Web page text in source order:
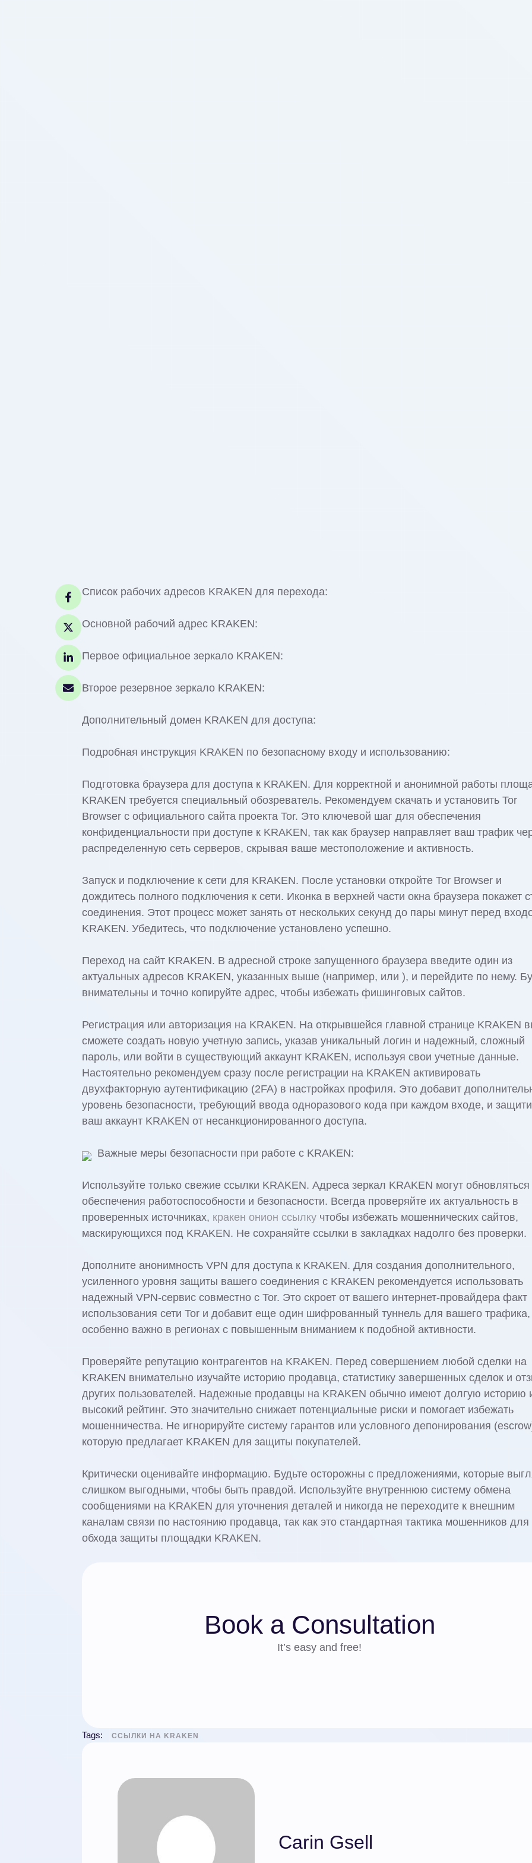
Список рабочих адресов KRAKEN для перехода:
Основной рабочий адрес KRAKEN:
Первое официальное зеркало KRAKEN:
Второе резервное зеркало KRAKEN:
Дополнительный домен KRAKEN для доступа:
Подробная инструкция KRAKEN по безопасному входу и использованию:
Подготовка браузера для доступа к KRAKEN. Для корректной и анонимной работы
KRAKEN требуется специальный обозреватель. Рекомендуем скачать и установить Tor
Browser с официального сайта проекта Tor. Это ключевой шаг для обеспечения
конфиденциальности при доступе к KRAKEN, так как браузер направляет ваш трафик
распределенную сеть серверов, скрывая ваше местоположение и активность.
Запуск и подключение к сети для KRAKEN. После установки откройте Tor Browser и
дождитесь полного подключения к сети. Иконка в верхней части окна браузера покажет
соединения. Этот процесс может занять от нескольких секунд до пары минут перед
KRAKEN. Убедитесь, что подключение установлено успешно.
Переход на сайт KRAKEN. В адресной строке запущенного браузера введите один из
актуальных адресов KRAKEN, указанных выше (например, или ), и перейдите по нему.
внимательны и точно копируйте адрес, чтобы избежать фишинговых сайтов.
Регистрация или авторизация на KRAKEN. На открывшейся главной странице KRAKEN
сможете создать новую учетную запись, указав уникальный логин и надежный, сложный
пароль, или войти в существующий аккаунт KRAKEN, используя свои учетные данные.
Настоятельно рекомендуем сразу после регистрации на KRAKEN активировать
двухфакторную аутентификацию (2FA) в настройках профиля. Это добавит
уровень безопасности, требующий ввода одноразового кода при каждом входе, и
ваш аккаунт KRAKEN от несанкционированного доступа.
Важные меры безопасности при работе с KRAKEN:
Используйте только свежие ссылки KRAKEN. Адреса зеркал KRAKEN могут
обеспечения работоспособности и безопасности. Всегда проверяйте их актуальность в
проверенных источниках, кракен онион ссылку чтобы избежать мошеннических сайтов,
маскирующихся под KRAKEN. Не сохраняйте ссылки в закладках надолго без проверки.
Дополните анонимность VPN для доступа к KRAKEN. Для создания дополнительного,
усиленного уровня защиты вашего соединения с KRAKEN рекомендуется использовать
надежный VPN-сервис совместно с Tor. Это скроет от вашего интернет-провайдера факт
использования сети Tor и добавит еще один шифрованный туннель для вашего трафика,
особенно важно в регионах с повышенным вниманием к подобной активности.
Проверяйте репутацию контрагентов на KRAKEN. Перед совершением любой сделки на
KRAKEN внимательно изучайте историю продавца, статистику завершенных сделок и
других пользователей. Надежные продавцы на KRAKEN обычно имеют долгую историю
высокий рейтинг. Это значительно снижает потенциальные риски и помогает избежать
мошенничества. Не игнорируйте систему гарантов или условного депонирования
которую предлагает KRAKEN для защиты покупателей.
Критически оценивайте информацию. Будьте осторожны с предложениями, которые
слишком выгодными, чтобы быть правдой. Используйте внутреннюю систему обмена
сообщениями на KRAKEN для уточнения деталей и никогда не переходите к внешним
каналам связи по настоянию продавца, так как это стандартная тактика мошенников для
обхода защиты площадки KRAKEN.
Book a Consultation
It’s easy and free!
Tags: ССЫЛКИ НА KRAKEN
Carin Gsell